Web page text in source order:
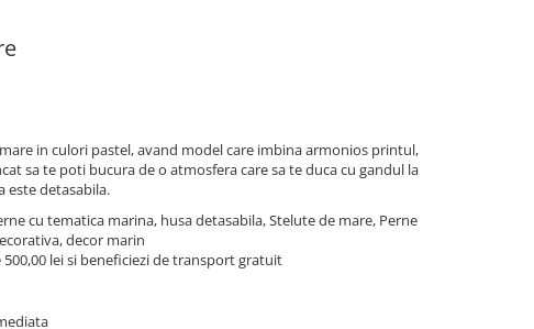
in culori pastel, avand model care imbina armonios printul,
sa te poti bucura de o atmosfera care sa te duca cu gandul la
este detasabila.
cu tematica marina, husa detasabila, Stelute de mare, Perne
decor marin
500,00 lei si beneficiezi de transport gratuit